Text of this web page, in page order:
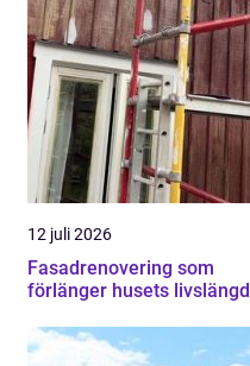
12 juli 2026
Fasadrenovering som
förlänger husets livslängd